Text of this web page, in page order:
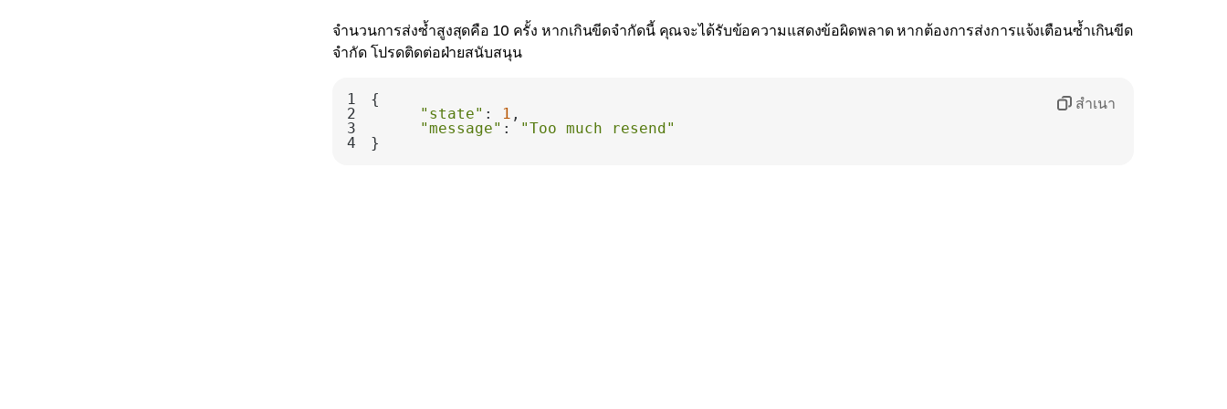
จำนวนการส่งซ้ำสูงสุดคือ 10 ครั้ง หากเกินขีดจำกัดนี้ คุณจะได้รับข้อความแสดงข้อผิดพลาด หากต้องการส่งการแจ้งเตือนซ้ำเกินขีด
จำกัด โปรดติดต่อฝ่ายสนับสนุน
1
2
"state" : 1
3
"message" :
"Too much resend"
4
}
สำเนา